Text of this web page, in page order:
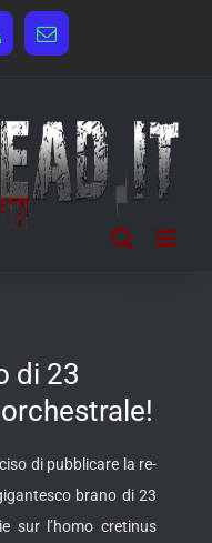
Email
di 23
di pubblicare la re-
brano di 23
sur l’homo cretinus